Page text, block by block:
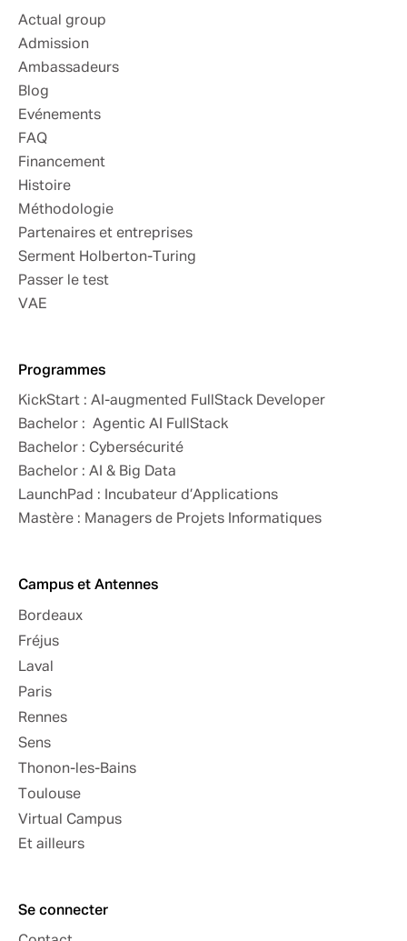
Actual group
Admission
Ambassadeurs
Blog
Evénements
FAQ
Financement
Histoire
Méthodologie
Partenaires et entreprises
Serment Holberton-Turing
Passer le test
VAE
Programmes
KickStart : AI-augmented FullStack Developer
Bachelor : Agentic AI FullStack
Bachelor : Cybersécurité
Bachelor : AI & Big Data
LaunchPad : Incubateur d’Applications
Mastère : Managers de Projets Informatiques
Campus et Antennes
Bordeaux
Fréjus
Laval
Paris
Rennes
Sens
Thonon-les-Bains
Toulouse
Virtual Campus
Et ailleurs
Se connecter